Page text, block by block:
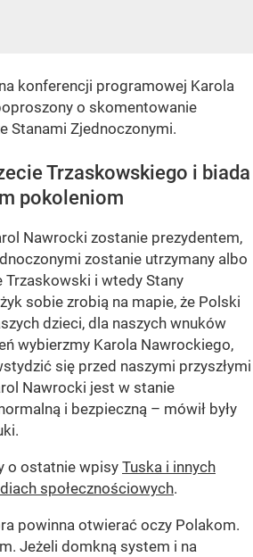
konferencji programowej Karola
o skomentowanie
Stanami Zjednoczonymi.
Trzaskowskiego i biada
pokoleniom
Nawrocki zostanie prezydentem,
zostanie utrzymany albo
Trzaskowski i wtedy Stany
sobie zrobią na mapie, że Polski
dzieci, dla naszych wnuków
wybierzmy Karola Nawrockiego,
się przed naszymi przyszłymi
Nawrocki jest w stanie
i bezpieczną – mówił były
o ostatnie wpisy Tuska i innych
społecznościowych.
powinna otwierać oczy Polakom.
Jeżeli domkną system i na